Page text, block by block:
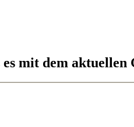
mit dem aktuellen